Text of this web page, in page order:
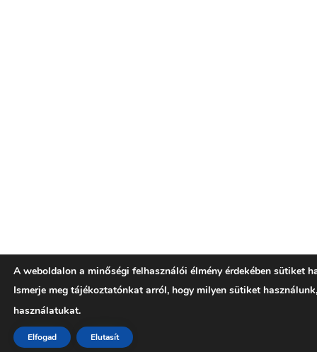
A weboldalon a minőségi felhasználói élmény érdekében sütiket
Ismerje meg tájékoztatónkat arról, hogy milyen sütiket
használatukat.
Elfogad Elutasít